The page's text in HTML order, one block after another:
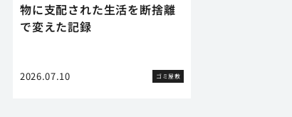
物に支配された生活を断捨離
で変えた記録
2026.07.10 ゴミ屋敷